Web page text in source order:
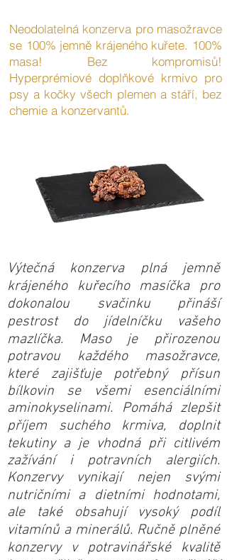
Neodolatelná konzerva pro masožravce
se 100% jemně krájeného kuřete. 100%
masa! Bez kompromisů!
Hyperprémiové doplňkové krmivo pro
psy a kočky všech plemen a stáří, bez
chemie a konzervantů.
Výtečná konzerva plná jemně
krájeného kuřecího masíčka pro
dokonalou svačinku přináší
pestrost do jídelníčku vašeho
mazlíčka. Maso je přirozenou
potravou každého masožravce,
které zajišťuje potřebný přísun
bílkovin se všemi esenciálními
aminokyselinami. Pomáhá zlepšit
příjem suchého krmiva, doplnit
tekutiny a je vhodná při citlivém
zažívání i potravních alergiích.
Konzervy vynikají nejen svými
nutričními a dietními hodnotami,
ale také obsahují vysoký podíl
vitamínů a minerálů. Ručně plněné
konzervy v potravinářské kvalitě